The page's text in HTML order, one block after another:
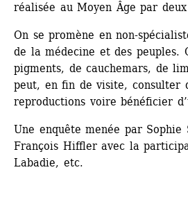
réalisée au Moyen Âge par
On se promène en non-
de la médecine et des peuples.
pigments, de cauchemars, de
peut, en fin de visite, consulter
reproductions voire bénéficier
Une enquête menée par
François Hiffler avec la
Labadie, etc.